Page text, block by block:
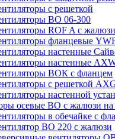
с решеткой
ВО 06-300
ROF A с жалюзи
фланцевые
настенные
настенные
ВОК с фланцем
с решеткой
настенной
осевые ВО с жалюзи
в обечайке с
ВО 220 с жалюзи